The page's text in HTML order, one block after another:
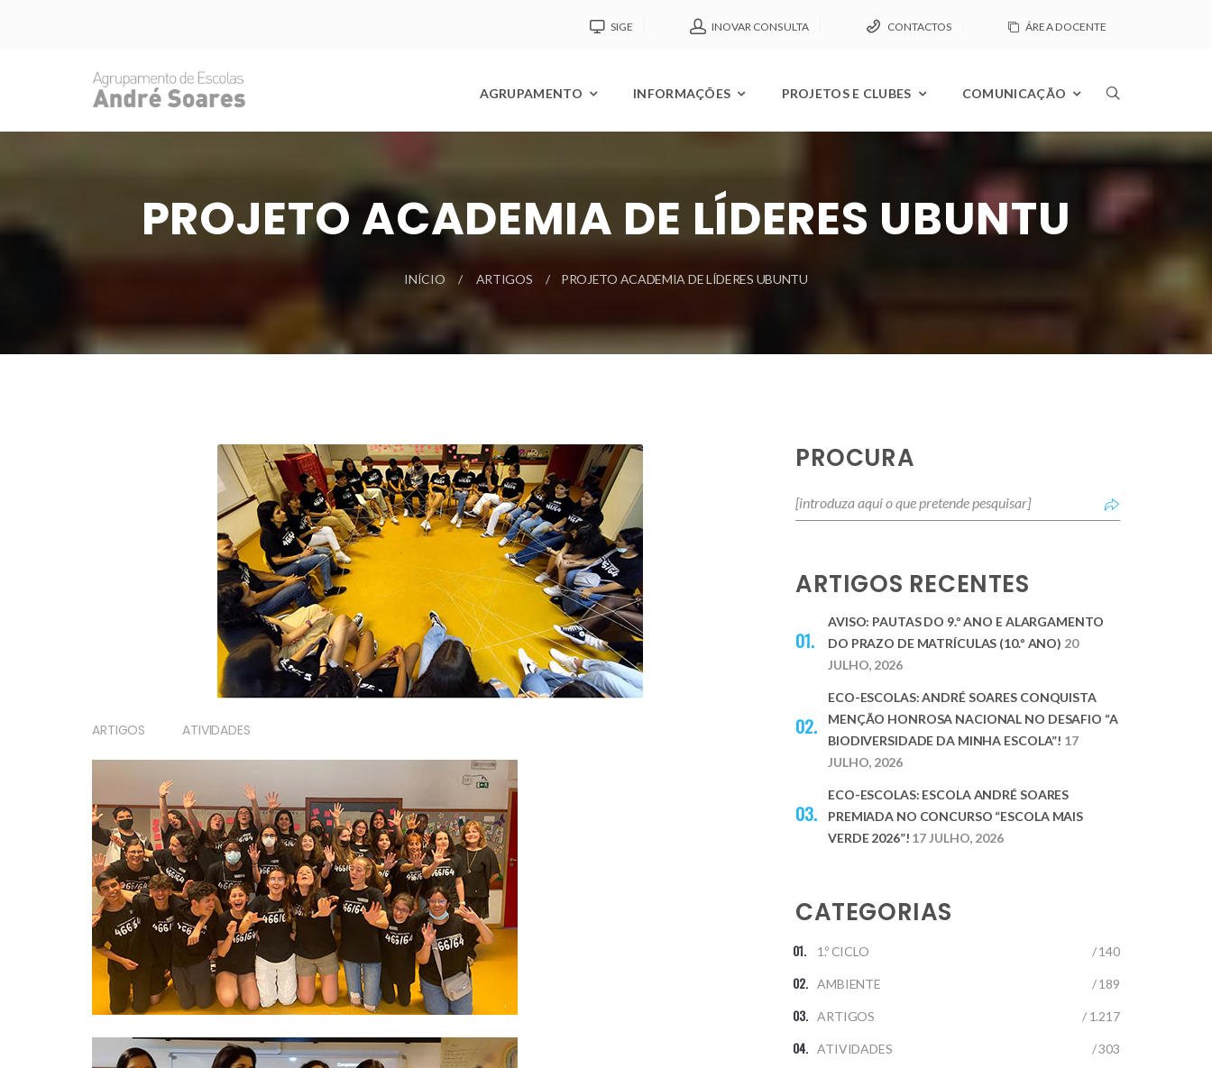
SIGE INOVAR CONSULTA CONTACTOS ÁREA DOCENTE
AGRUPAMENTO INFORMAÇÕES PROJETOS E CLUBES COMUNICAÇÃO
PROJETO ACADEMIA DE LÍDERES UBUNTU
INÍCIO ARTIGOS PROJETO ACADEMIA DE LÍDERES UBUNTU
ARTIGOS ATIVIDADES
PROCURA
ARTIGOS RECENTES
AVISO: PAUTAS DO 9.º ANO E ALARGAMENTO
DO PRAZO DE MATRÍCULAS (10.º ANO) 20
JULHO, 2026
ECO-ESCOLAS: ANDRÉ SOARES CONQUISTA
MENÇÃO HONROSA NACIONAL NO DESAFIO “A
BIODIVERSIDADE DA MINHA ESCOLA”! 17
JULHO, 2026
ECO-ESCOLAS: ESCOLA ANDRÉ SOARES
PREMIADA NO CONCURSO “ESCOLA MAIS
VERDE 2026”! 17 JULHO, 2026
CATEGORIAS
1.º CICLO / 140
AMBIENTE / 189
ARTIGOS / 1.217
ATIVIDADES / 303